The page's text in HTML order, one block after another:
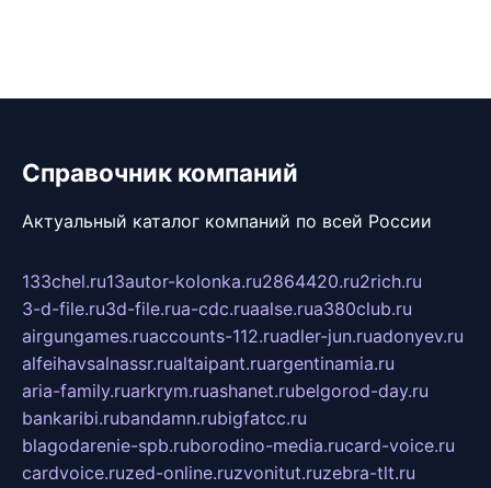
Справочник компаний
Актуальный каталог компаний по всей России
133chel.ru13autor-kolonka.ru2864420.ru2rich.ru
3-d-file.ru3d-file.rua-cdc.ruaalse.rua380club.ru
airgungames.ruaccounts-112.ruadler-jun.ruadonyev.ru
alfeihavsalnassr.rualtaipant.ruargentinamia.ru
aria-family.ruarkrym.ruashanet.rubelgorod-day.ru
bankaribi.rubandamn.rubigfatcc.ru
blagodarenie-spb.ruborodino-media.rucard-voice.ru
cardvoice.ruzed-online.ruzvonitut.ruzebra-tlt.ru